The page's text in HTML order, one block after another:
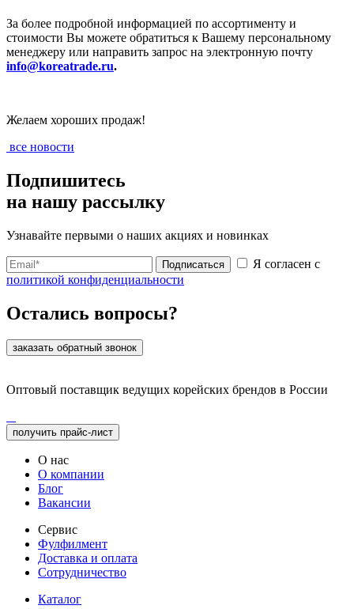
За более подробной информацией по ассортименту и
стоимости Вы можете обратиться к Вашему персональному
менеджеру или направить запрос на электронную почту
info@koreatrade.ru.
Желаем хороших продаж!
все новости
Подпишитесь
на нашу рассылку
Узнавайте первыми о наших акциях и новинках
Подписаться
Я согласен с
политикой конфиденциальности
Остались вопросы?
заказать обратный звонок
Оптовый поставщик ведущих корейских брендов в России
получить прайс-лист
О нас
О компании
Блог
Вакансии
Сервис
Фулфилмент
Доставка и оплата
Сотрудничество
Каталог